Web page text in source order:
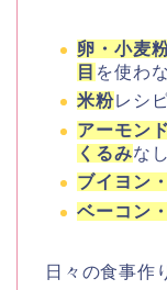
卵・小麦
目 を使わ
米粉レシ
アーモン
くるみなし
ブイヨン
ベーコン
日々の食事作